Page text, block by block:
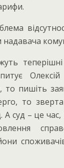
надавача
теперішні
то пишіть
то
А суд – це